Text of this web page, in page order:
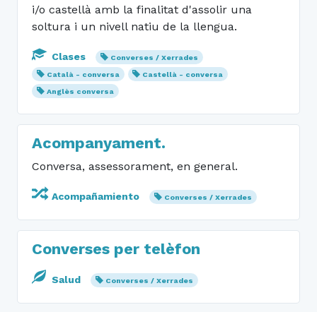
i/o castellà amb la finalitat d'assolir una
soltura i un nivell natiu de la llengua.
Clases
Converses / Xerrades
Català - conversa
Castellà - conversa
Anglès conversa
Acompanyament.
Conversa, assessorament, en general.
Acompañamiento Converses / Xerrades
Converses per telèfon
Salud Converses / Xerrades